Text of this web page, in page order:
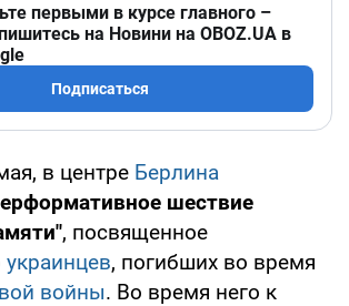
первыми в курсе главного –
на Новини на OBOZ.UA в
Подписаться
в центре Берлина
шествие
, посвященное
украинцев, погибших во время
войны. Во время него к